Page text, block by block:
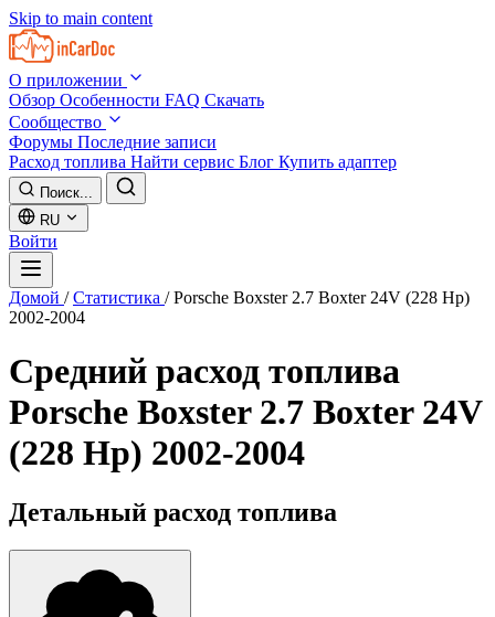
Skip to main content
О приложении
Обзор Особенности FAQ Скачать
Сообщество
Форумы Последние записи
Расход топлива Найти сервис Блог Купить адаптер
Поиск...
RU
Войти
Домой / Статистика / Porsche Boxster 2.7 Boxter 24V (228 Hp)
2002-2004
Средний расход топлива
Porsche Boxster 2.7 Boxter 24V
(228 Hp) 2002-2004
Детальный расход топлива